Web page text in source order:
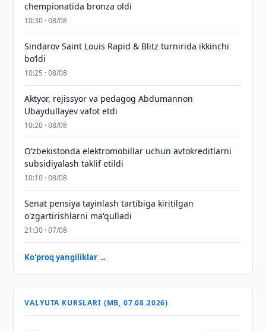
chempionatida bronza oldi
10:30 · 08/08
Sindarov Saint Louis Rapid & Blitz turnirida ikkinchi
bo‘ldi
10:25 · 08/08
Aktyor, rejissyor va pedagog Abdumannon
Ubaydullayev vafot etdi
10:20 · 08/08
O‘zbekistonda elektromobillar uchun avtokreditlarni
subsidiyalash taklif etildi
10:10 · 08/08
Senat pensiya tayinlash tartibiga kiritilgan
o'zgartirishlarni ma'qulladi
21:30 · 07/08
Ko'proq yangiliklar →
VALYUTA KURSLARI (MB, 07.08.2026)